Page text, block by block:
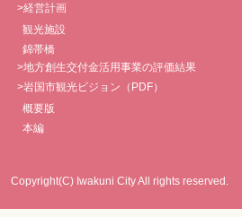
>経営計画
観光施設
錦帯橋
>地方創生交付金活用事業の評価結果
>岩国市観光ビジョン（PDF）
概要版
本編
Copyright(C) Iwakuni City All rights reserved.